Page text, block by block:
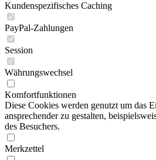
Kundenspezifisches Caching
PayPal-Zahlungen
Session
Währungswechsel
Komfortfunktionen
Diese Cookies werden genutzt um das
ansprechender zu gestalten,
des Besuchers.
Merkzettel